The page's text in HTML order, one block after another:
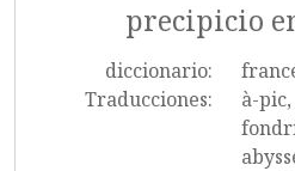
precipicio
diccionario:
Traducciones:
à-